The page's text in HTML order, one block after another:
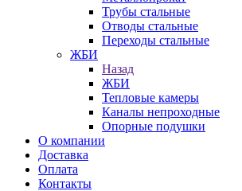
Трубы стальные
Отводы стальные
Переходы стальные
ЖБИ
Назад
ЖБИ
Тепловые камеры
Каналы непроходные
Опорные подушки
О компании
Доставка
Оплата
Контакты